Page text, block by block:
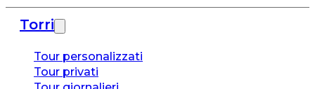
Torri
Tour personalizzati
Tour privati